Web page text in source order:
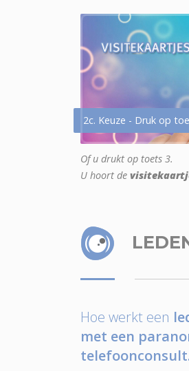
2c. Keuze - Druk op
Of u drukt op toets 3.
U hoort de
Hoe werkt een
met een